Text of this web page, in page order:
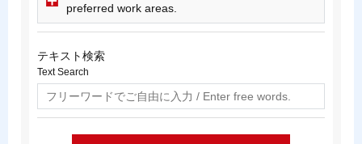
preferred work areas.
テキスト検索
Text Search